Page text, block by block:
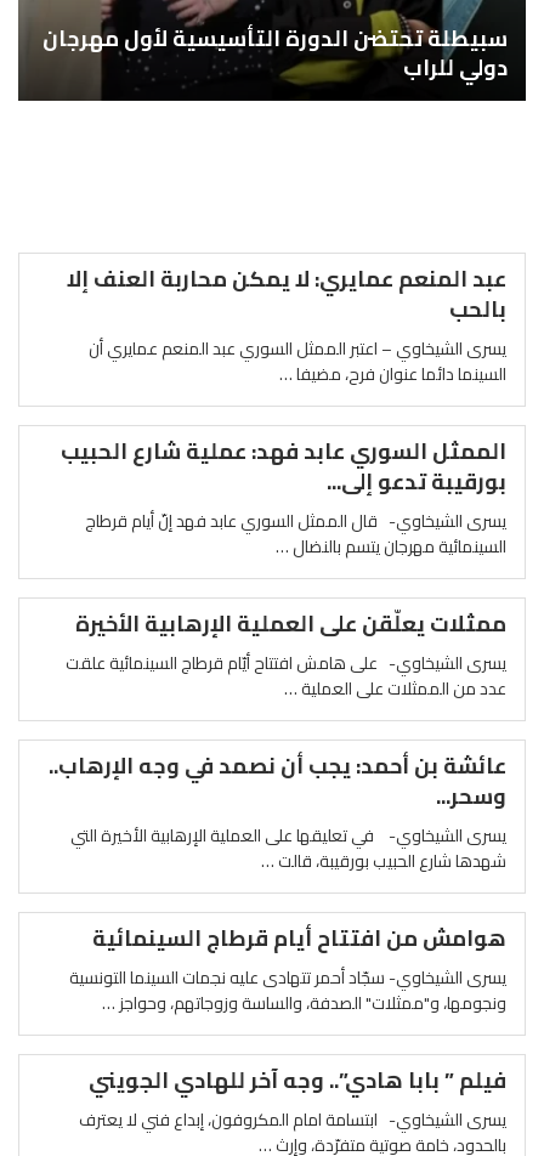
سبيطلة تحتضن الدورة التأسيسية لأول مهرجان
دولي للراب
عبد المنعم عمايري: لا يمكن محاربة العنف إلا
بالحب
يسرى الشيخاوي – اعتبر الممثل السوري عبد المنعم عمايري أن
السينما دائما عنوان فرح، مضيفا …
الممثل السوري عابد فهد: عملية شارع الحبيب
بورقيبة تدعو إلى...
يسرى الشيخاوي- قال الممثل السوري عابد فهد إنّ أيام قرطاج
السينمائية مهرجان يتسم بالنضال …
ممثلات يعلّقن على العملية الإرهابية الأخيرة
يسرى الشيخاوي- على هامش افتتاح أيّام قرطاج السينمائية علقت
عدد من الممثلات على العملية …
عائشة بن أحمد: يجب أن نصمد في وجه الإرهاب..
وسحر...
يسرى الشيخاوي- في تعليقها على العملية الإرهابية الأخيرة التي
شهدها شارع الحبيب بورقيبة، قالت …
هوامش من افتتاح أيام قرطاج السينمائية
يسرى الشيخاوي- سجّاد أحمر تتهادى عليه نجمات السينما التونسية
ونجومها، و"ممثلات" الصدفة، والساسة وزوجاتهم، وحواجز …
فيلم ” بابا هادي”.. وجه آخر للهادي الجويني
يسرى الشيخاوي- ابتسامة امام المكروفون، إبداع فني لا يعترف
بالحدود، خامة صوتية متفرّدة، وإرث …